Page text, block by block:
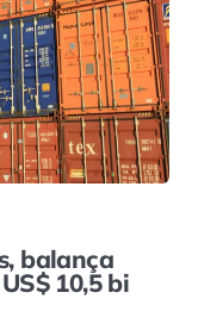
balança
10,5 bi